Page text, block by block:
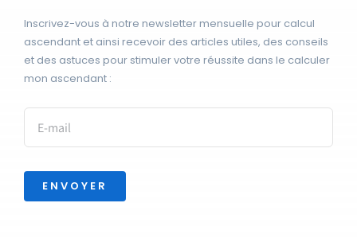
Inscrivez-vous à notre newsletter mensuelle pour calcul
ascendant et ainsi recevoir des articles utiles, des conseils
et des astuces pour stimuler votre réussite dans le calculer
mon ascendant :
ENVOYER